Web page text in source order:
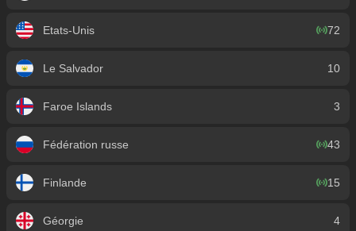
Etats-Unis 72
Le Salvador 10
Faroe Islands 3
Fédération russe 43
Finlande 15
Géorgie 4